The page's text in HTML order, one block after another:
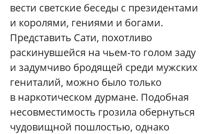
вести светские беседы с президентами
и королями, гениями и богами.
Представить Сати, похотливо
раскинувшейся на чьем-то голом заду
и задумчиво бродящей среди мужских
гениталий, можно было только
в наркотическом дурмане. Подобная
несовместимость грозила обернуться
чудовищной пошлостью, однако